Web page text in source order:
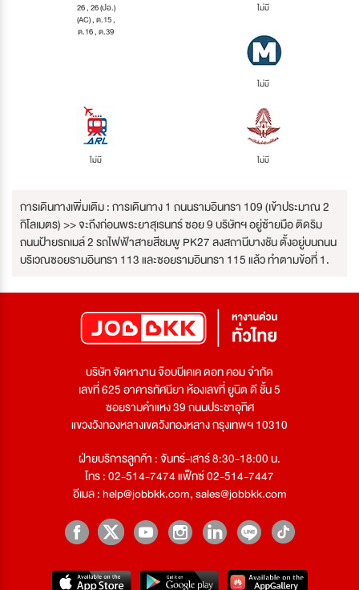
26 , 26 (ปอ.)
(AC) , ต.15 ,
ต.16 , ต.39
ไม่มี
ไม่มี
ไม่มี ไม่มี
การเดินทางเพิ่มเติม : การเดินทาง 1 ถนนรามอินทรา 109 (เข้าประมาณ 2
กิโลเมตร) >> จะถึงก่อนพระยาสุเรนทร์ ซอย 9 บริษัทฯ อยู่ซ้ายมือ ติดริม
ถนนป้ายรถเมล์ 2 รถไฟฟ้าสายสีชมพู PK27 ลงสถานีบางชัน ตั้งอยู่บนถนน
บริเวณซอยรามอินทรา 113 และซอยรามอินทรา 115 แล้ว ทำตามข้อที่ 1.
บริษัท จัดหางาน จ๊อบบีเคเค ดอท คอม จำกัด
เลขที่ 625 อาคารทัศนียา ห้องเลขที่ ยูนิต ดี ชั้น 5
ซอยรามคำแหง 39 ถนนประชาอุทิศ
แขวงวังทองหลางเขตวังทองหลาง กรุงเทพฯ 10310
ฝ่ายบริการลูกค้า : จันทร์-เสาร์ 8:30-18:00 น.
โทร : 02-514-7474 แฟ็กซ์ 02-514-7447
อีเมล :help@jobbkk.com,sales@jobbkk.com